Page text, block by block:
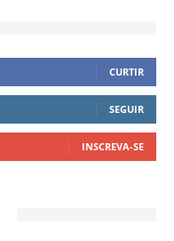
CURTIR
SEGUIR
INSCREVA-SE